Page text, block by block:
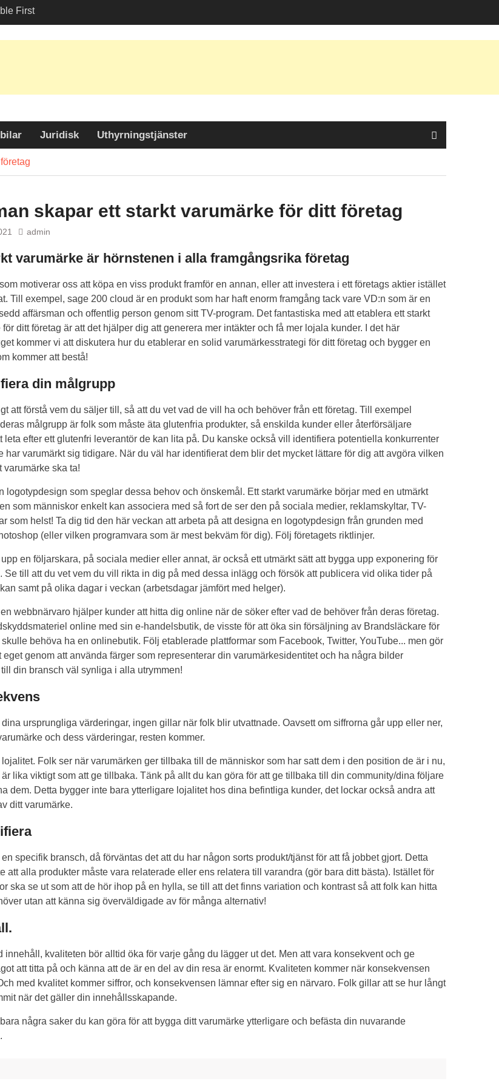
First
is Honda
Juridisk Uthyrningstjänster
skapar ett starkt varumärke för ditt företag
admin
varumärke är hörnstenen i alla framgångsrika företag
motiverar oss att köpa en viss produkt framför en annan, eller att investera i ett företags aktier istället
Till exempel, sage 200 cloud är en produkt som har haft enorm framgång tack vare VD:n som är en
affärsman och offentlig person genom sitt TV-program. Det fantastiska med att etablera ett starkt
för ditt företag är att det hjälper dig att generera mer intäkter och få mer lojala kunder. I det här
kommer vi att diskutera hur du etablerar en solid varumärkesstrategi för ditt företag och bygger en
kommer att bestå!
din målgrupp
att förstå vem du säljer till, så att du vet vad de vill ha och behöver från ett företag. Till exempel
målgrupp är folk som måste äta glutenfria produkter, så enskilda kunder eller återförsäljare
leta efter ett glutenfri leverantör de kan lita på. Du kanske också vill identifiera potentiella konkurrenter
har varumärkt sig tidigare. När du väl har identifierat dem blir det mycket lättare för dig att avgöra vilken
varumärke ska ta!
logotypdesign som speglar dessa behov och önskemål. Ett starkt varumärke börjar med en utmärkt
som människor enkelt kan associera med så fort de ser den på sociala medier, reklamskyltar, TV-
som helst! Ta dig tid den här veckan att arbeta på att designa en logotypdesign från grunden med
(eller vilken programvara som är mest bekväm för dig). Följ företagets riktlinjer.
en följarskara, på sociala medier eller annat, är också ett utmärkt sätt att bygga upp exponering för
Se till att du vet vem du vill rikta in dig på med dessa inlägg och försök att publicera vid olika tider på
samt på olika dagar i veckan (arbetsdagar jämfört med helger).
webbnärvaro hjälper kunder att hitta dig online när de söker efter vad de behöver från deras företag.
online med sin e-handelsbutik, de visste för att öka sin försäljning av Brandsläckare för
skulle behöva ha en onlinebutik. Följ etablerade plattformar som Facebook, Twitter, YouTube... men gör
eget genom att använda färger som representerar din varumärkesidentitet och ha några bilder
din bransch väl synliga i alla utrymmen!
ursprungliga värderingar, ingen gillar när folk blir utvattnade. Oavsett om siffrorna går upp eller ner,
och dess värderingar, resten kommer.
Folk ser när varumärken ger tillbaka till de människor som har satt dem i den position de är i nu,
är lika viktigt som att ge tillbaka. Tänk på allt du kan göra för att ge tillbaka till din community/dina följare
dem. Detta bygger inte bara ytterligare lojalitet hos dina befintliga kunder, det lockar också andra att
ditt varumärke.
specifik bransch, då förväntas det att du har någon sorts produkt/tjänst för att få jobbet gjort. Detta
att alla produkter måste vara relaterade eller ens relatera till varandra (gör bara ditt bästa). Istället för
ska se ut som att de hör ihop på en hylla, se till att det finns variation och kontrast så att folk kan hitta
utan att känna sig överväldigade av för många alternativ!
innehåll, kvaliteten bör alltid öka för varje gång du lägger ut det. Men att vara konsekvent och ge
att titta på och känna att de är en del av din resa är enormt. Kvaliteten kommer när konsekvensen
med kvalitet kommer siffror, och konsekvensen lämnar efter sig en närvaro. Folk gillar att se hur långt
när det gäller din innehållsskapande.
några saker du kan göra för att bygga ditt varumärke ytterligare och befästa din nuvarande